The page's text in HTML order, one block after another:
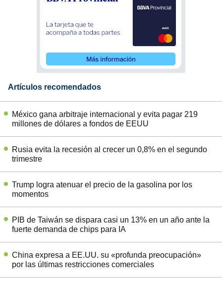
Artículos recomendados
México gana arbitraje internacional y evita pagar 219
millones de dólares a fondos de EEUU
Rusia evita la recesión al crecer un 0,8% en el segundo
trimestre
Trump logra atenuar el precio de la gasolina por los
momentos
PIB de Taiwán se dispara casi un 13% en un año ante la
fuerte demanda de chips para IA
China expresa a EE.UU. su «profunda preocupación»
por las últimas restricciones comerciales